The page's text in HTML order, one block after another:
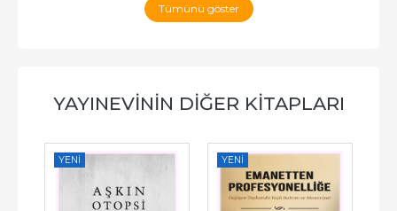
Tümünü göster
YAYINEVININ DIĞER KITAPLARI
YENI YENI